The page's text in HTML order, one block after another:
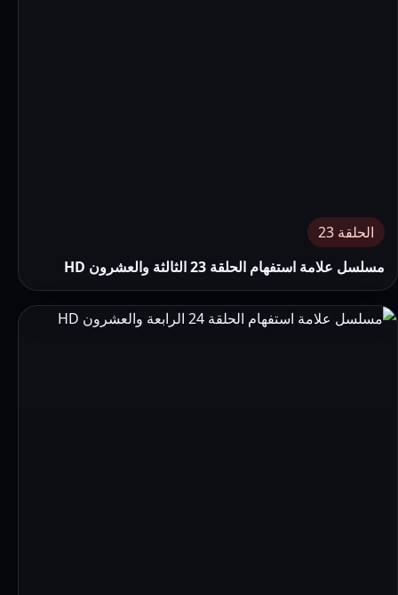
الحلقة 23
مسلسل علامة استفهام الحلقة 23 الثالثة والعشرون HD